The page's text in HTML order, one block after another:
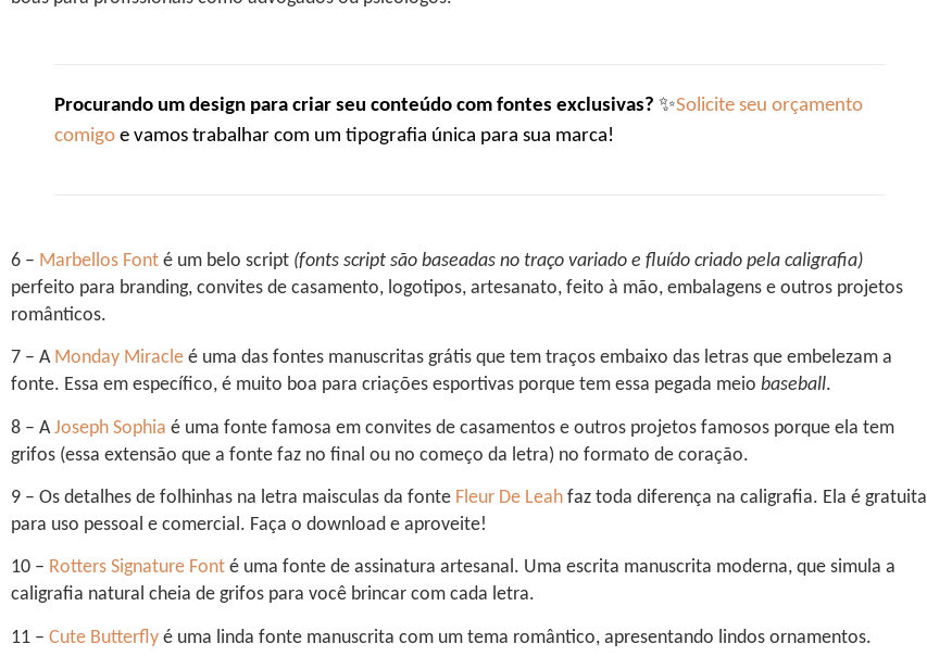
Procurando um design para criar seu conteúdo com fontes exclusivas? ✨Solicite seu orçamento
comigo e vamos trabalhar com um tipografia única para sua marca!
6 – Marbellos Font é um belo script (fonts script são baseadas no traço variado e fluído criado pela caligrafia)
perfeito para branding, convites de casamento, logotipos, artesanato, feito à mão, embalagens e outros projetos
românticos.
7 – A Monday Miracle é uma das fontes manuscritas grátis que tem traços embaixo das letras que embelezam a
fonte. Essa em específico, é muito boa para criações esportivas porque tem essa pegada meio baseball.
8 – AJoseph Sophia é uma fonte famosa em convites de casamentos e outros projetos famosos porque ela tem
grifos (essa extensão que a fonte faz no final ou no começo da letra) no formato de coração.
9 – Os detalhes de folhinhas na letra maisculas da fonte Fleur De Leah faz toda diferença na caligrafia. Ela é gratuita
para uso pessoal e comercial. Faça o download e aproveite!
10 – Rotters Signature Font é uma fonte de assinatura artesanal. Uma escrita manuscrita moderna, que simula a
caligrafia natural cheia de grifos para você brincar com cada letra.
11 – Cute Butterfly é uma linda fonte manuscrita com um tema romântico, apresentando lindos ornamentos.